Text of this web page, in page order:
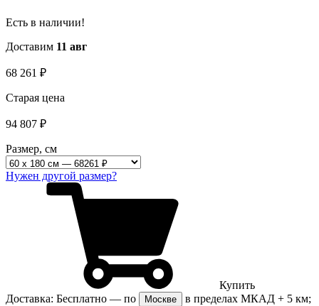
Есть в наличии!
Доставим 11 авг
68 261 ₽
Старая цена
94 807 ₽
Размер, см
Нужен другой размер?
Купить
Доставка: Бесплатно — по Москве
в пределах МКАД + 5 км;